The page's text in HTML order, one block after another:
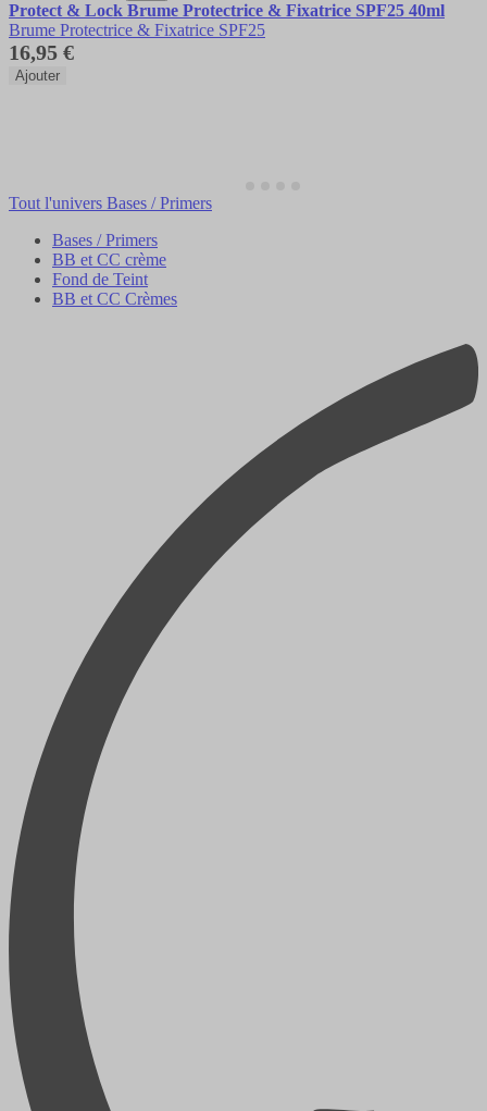
Protect & Lock Brume Protectrice & Fixatrice SPF25 40ml
Brume Protectrice & Fixatrice SPF25
16,95 €
Ajouter
Tout l'univers Bases / Primers
Bases / Primers
BB et CC crème
Fond de Teint
BB et CC Crèmes